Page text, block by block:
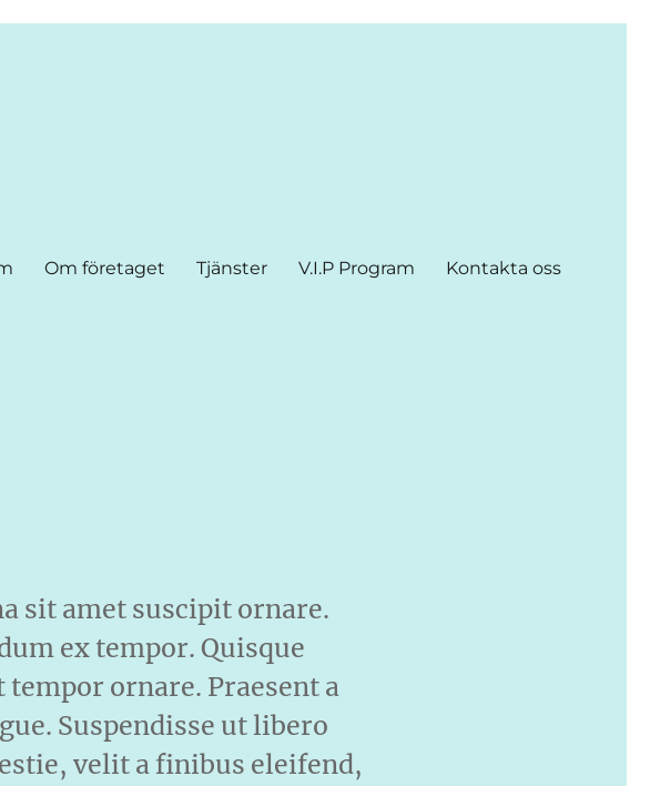
Om företaget Tjänster V.I.P Program Kontakta oss
sit amet suscipit ornare.
ex tempor. Quisque
ornare. Praesent a
Suspendisse ut libero
velit a finibus eleifend,